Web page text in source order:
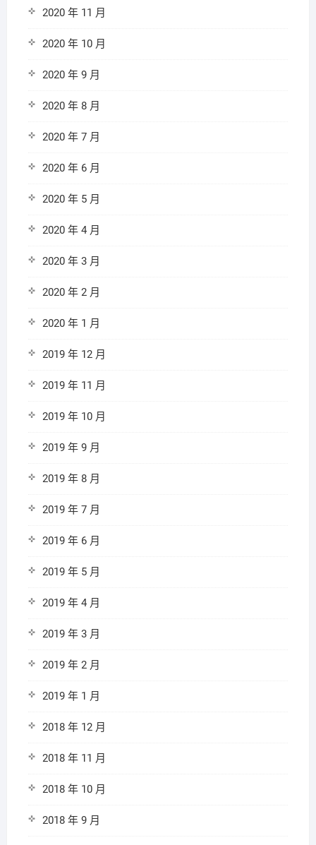
2020 年 11 月
2020 年 10 月
2020 年 9 月
2020 年 8 月
2020 年 7 月
2020 年 6 月
2020 年 5 月
2020 年 4 月
2020 年 3 月
2020 年 2 月
2020 年 1 月
2019 年 12 月
2019 年 11 月
2019 年 10 月
2019 年 9 月
2019 年 8 月
2019 年 7 月
2019 年 6 月
2019 年 5 月
2019 年 4 月
2019 年 3 月
2019 年 2 月
2019 年 1 月
2018 年 12 月
2018 年 11 月
2018 年 10 月
2018 年 9 月